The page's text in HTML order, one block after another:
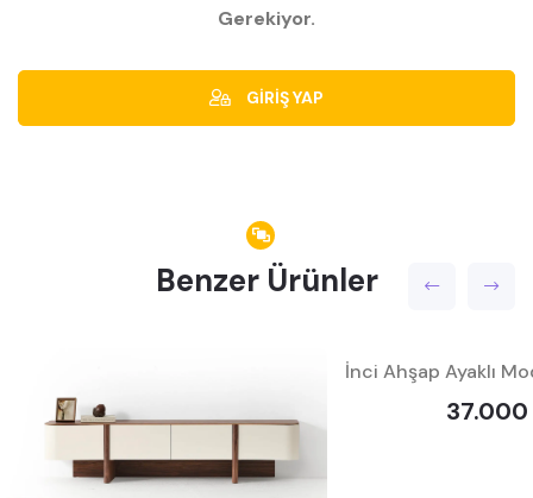
Gerekiyor.
GİRİŞ YAP
Benzer Ürünler